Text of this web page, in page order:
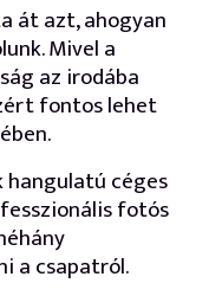
át azt, ahogyan
Mivel a
az irodába
fontos lehet
céges
fotós
a csapatról.